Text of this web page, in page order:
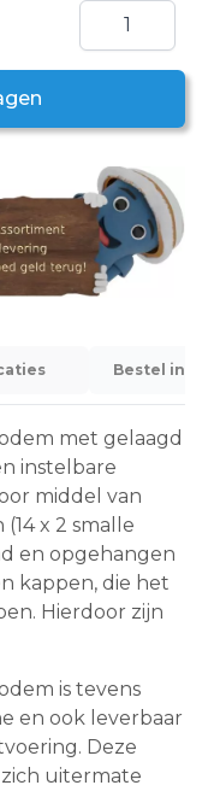
Aantal
Bestel
met gelaagd
instelbare
middel van
x 2 smalle
en opgehangen
kappen, die het
Hierdoor zijn
is tevens
en ook leverbaar
Deze
uitermate